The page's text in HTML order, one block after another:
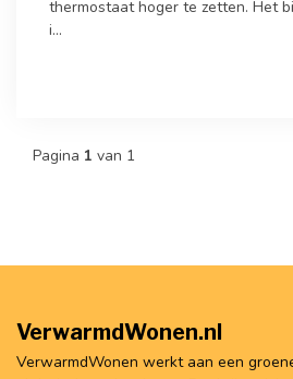
thermostaat hoger te zetten. Het
i...
Pagina 1 van 1
VerwarmdWonen.nl
VerwarmdWonen werkt aan een